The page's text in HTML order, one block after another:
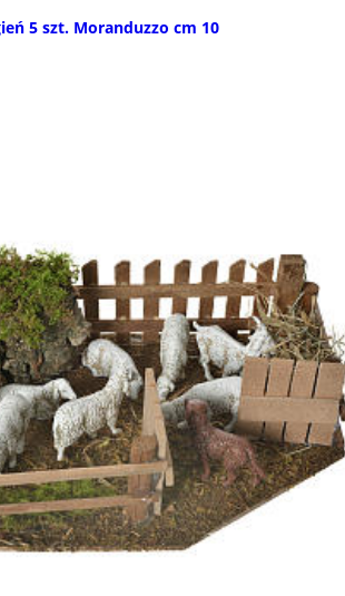
5 szt. Moranduzzo cm 10